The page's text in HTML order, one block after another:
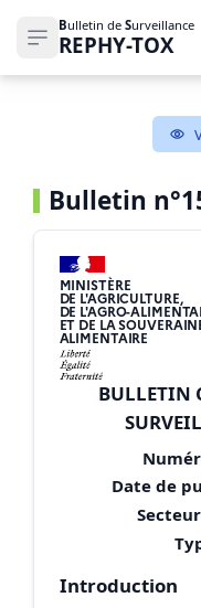
Ouvrir le menu de
Bulletin de Surveillance
REPHY-TOX
Bulletin
MINISTÈRE
DE L'AGRICULTURE,
DE L'AGRO-
ET DE LA
ALIMENTAIRE
BULLETIN
Date de
Introduction